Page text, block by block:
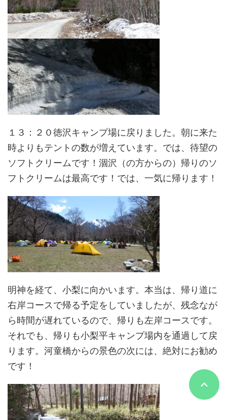
１３：２０徳沢キャンプ場に戻りました。朝に来た
時よりもテントの数が増えています。では、待望の
ソフトクリームです！涸沢（の方からの）帰りのソ
フトクリームは最高です！では、一気に帰ります！
明神を経て、小梨に向かいます。本当は、帰り道に
右岸コースで帰る予定をしていましたが、残念なが
ら時間が遅れているので、帰りも左岸コースです。
それでも、帰りも小梨平キャンプ場内を通過して戻
ります。河童橋からの景色の次には、絶対にお勧め
です！